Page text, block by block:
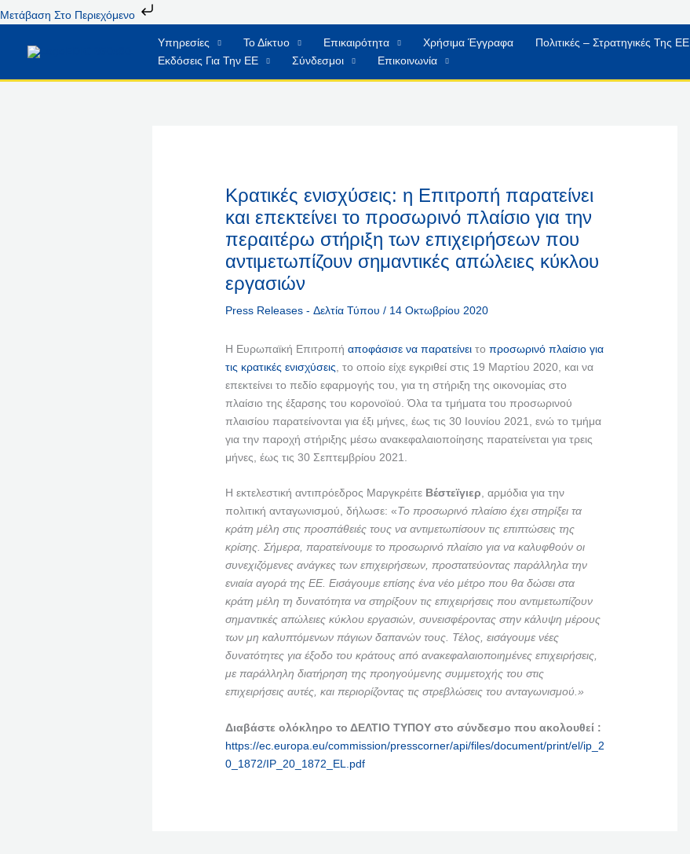
Μετάβαση Στο Περιεχόμενο
Στο
Περιεχόμενο
Υπηρεσίες Το Δίκτυο Επικαιρότητα Χρήσιμα Έγγραφα Πολιτικές – Στρατηγικές Της ΕΕ
Εκδόσεις Για Την ΕΕ
Σύνδεσμοι Επικοινωνία
Κρατικές ενισχύσεις: η Επιτροπή παρατείνει
και επεκτείνει το προσωρινό πλαίσιο για την
περαιτέρω στήριξη των επιχειρήσεων που
αντιμετωπίζουν σημαντικές απώλειες κύκλου
εργασιών
Press Releases - Δελτία Τύπου / 14 Οκτωβρίου 2020
Η Ευρωπαϊκή Επιτροπή αποφάσισε να παρατείνειτο προσωρινό πλαίσιο για
τις κρατικές ενισχύσεις , το οποίο είχε εγκριθεί στις 19 Μαρτίου 2020, και να
επεκτείνει το πεδίο εφαρμογής του, για τη στήριξη της οικονομίας στο
πλαίσιο της έξαρσης του κορονοϊού. Όλα τα τμήματα του προσωρινού
πλαισίου παρατείνονται για έξι μήνες, έως τις 30 Ιουνίου 2021, ενώ το τμήμα
για την παροχή στήριξης μέσω ανακεφαλαιοποίησης παρατείνεται για τρεις
μήνες, έως τις 30 Σεπτεμβρίου 2021.
Η εκτελεστική αντιπρόεδρος Μαργκρέιτε Βέστεϊγιερ , αρμόδια για την
πολιτική ανταγωνισμού, δήλωσε: «Το προσωρινό πλαίσιο έχει στηρίξει τα
κράτη μέλη στις προσπάθειές τους να αντιμετωπίσουν τις επιπτώσεις της
κρίσης. Σήμερα, παρατείνουμε το προσωρινό πλαίσιο για να καλυφθούν οι
συνεχιζόμενες ανάγκες των επιχειρήσεων, προστατεύοντας παράλληλα την
ενιαία αγορά της ΕΕ. Εισάγουμε επίσης ένα νέο μέτρο που θα δώσει στα
κράτη μέλη τη δυνατότητα να στηρίξουν τις επιχειρήσεις που αντιμετωπίζουν
σημαντικές απώλειες κύκλου εργασιών, συνεισφέροντας στην κάλυψη μέρους
των μη καλυπτόμενων πάγιων δαπανών τους. Τέλος, εισάγουμε νέες
δυνατότητες για έξοδο του κράτους από ανακεφαλαιοποιημένες επιχειρήσεις,
με παράλληλη διατήρηση της προηγούμενης συμμετοχής του στις
επιχειρήσεις αυτές, και περιορίζοντας τις στρεβλώσεις του ανταγωνισμού.»
Διαβάστε ολόκληρο το ΔΕΛΤΙΟ ΤΥΠΟΥ στο σύνδεσμο που ακολουθεί :
https://ec.europa.eu/commission/presscorner/api/files/document/print/el/ip_2
0_1872/IP_20_1872_EL.pdf